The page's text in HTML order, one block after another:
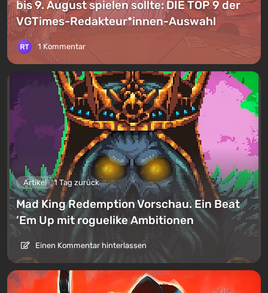
bis 9. August spielen sollte: DIE TOP 9 der
VGTimes-Redakteur*innen-Auswahl
1 Kommentar
Artikel 1 Tag zurück
Mad King Redemption Vorschau. Ein Beat
’Em Up mit roguelike Ambitionen
Einen Kommentar hinterlassen